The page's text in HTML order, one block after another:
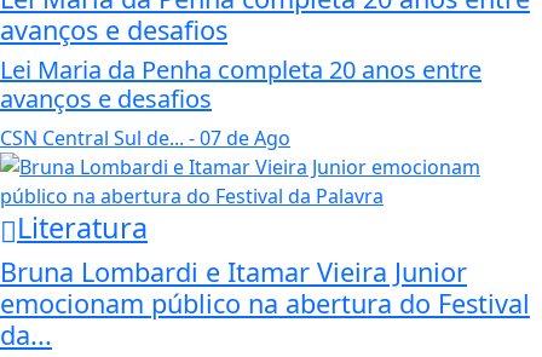
avanços e desafios
Lei Maria da Penha completa 20 anos entre
avanços e desafios
CSN Central Sul de... - 07 de Ago
Literatura
Bruna Lombardi e Itamar Vieira Junior
emocionam público na abertura do Festival
da...